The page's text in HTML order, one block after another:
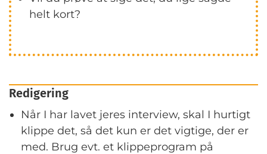
helt kort?
Redigering
Når I har lavet jeres interview, skal I hurtigt
klippe det, så det kun er det vigtige, der er
med. Brug evt. et klippeprogram på